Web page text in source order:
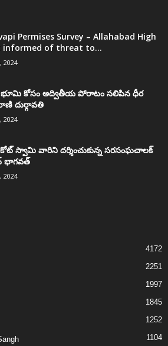
Permises Survey – Allahabad High
informed of threat to...
2024
కోసం అద్వితీయ పోరాటం సలిపిన ధీర
దుర్గావతి
2024
స్వామి వారిని దర్శించుకున్న సరసంఘచాలక్
2024
4172
2251
1997
1845
1252
1104